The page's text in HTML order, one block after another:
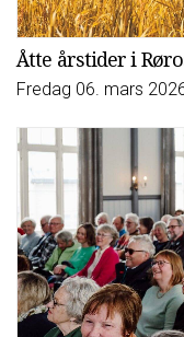
Åtte årstider i
Fredag 06. mars